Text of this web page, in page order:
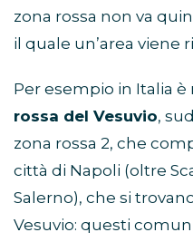
zona rossa non va
il quale un’area viene
Per esempio in Italia
rossa del Vesuvio,
zona rossa 2, che
città di Napoli (oltre
Salerno), che si
Vesuvio: questi